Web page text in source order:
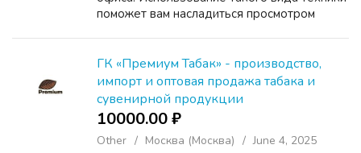
поможет вам насладиться просмотром
офисной среде позволит ...
ГК «Премиум Табак» - производство,
импорт и оптовая продажа табака и
сувенирной продукции
10000.00 ₽
Other Москва (Москва) June 4, 2025